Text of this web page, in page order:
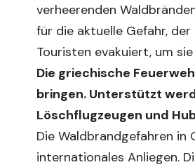
verheerenden
für die aktuelle Gefahr,
Touristen evakuiert, um
Die griechische
bringen. Unterstützt
Löschflugzeugen und
Die Waldbrandgefahren in
internationales Anliegen.